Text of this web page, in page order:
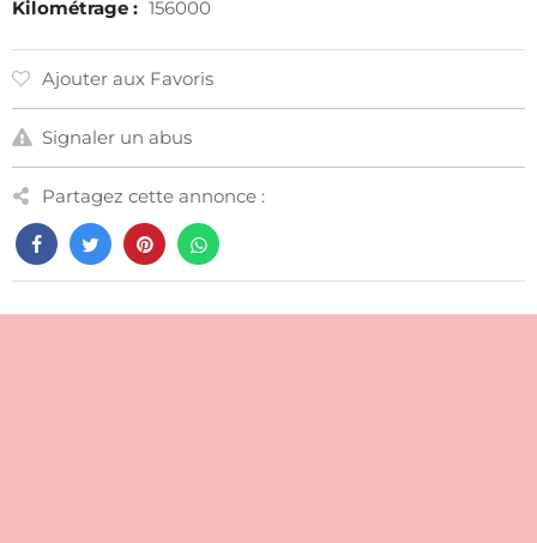
Kilométrage : 156000
Ajouter aux Favoris
Signaler un abus
Partagez cette annonce :